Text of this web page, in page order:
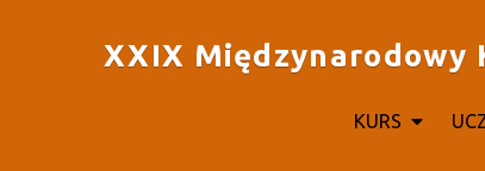
XXIX
KURS